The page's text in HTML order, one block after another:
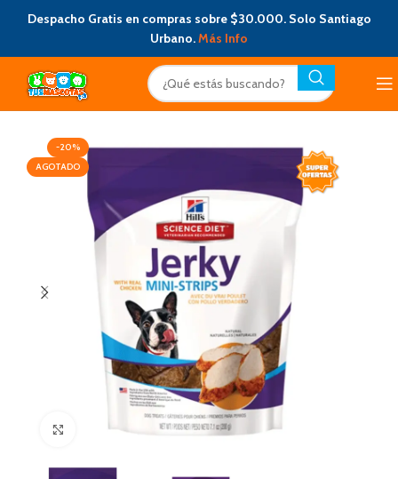
Despacho Gratis en compras sobre $30.000. Solo Santiago
Urbano.Más Info
-20%
AGOTADO
Click to enlarge